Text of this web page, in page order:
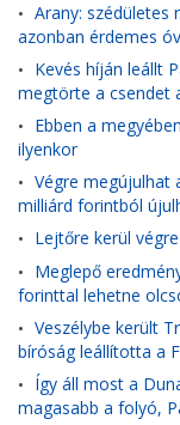
• Arany: szédületes
azonban érdemes
• Kevés híján leállt
megtörte a csendet
• Ebben a
ilyenkor
• Végre megújulhat
milliárd forintból
• Lejtőre kerül
• Meglepő
forinttal lehetne
• Veszélybe került
bíróság leállította a
• Így áll most a
magasabb a folyó,